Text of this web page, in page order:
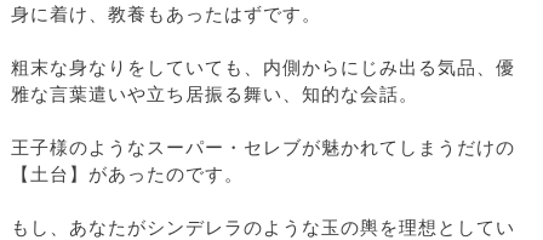
身に着け、教養もあったはずです。
粗末な身なりをしていても、内側からにじみ出る気品、優
雅な言葉遣いや立ち居振る舞い、知的な会話。
王子様のようなスーパー・セレブが魅かれてしまうだけの
【土台】があったのです。
もし、あなたがシンデレラのような玉の輿を理想としてい